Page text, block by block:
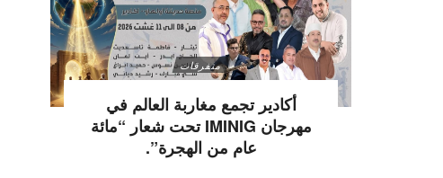
متفرقات
أكادير تجمع مغاربة العالم في
مهرجان IMINIG تحت شعار “مائة
عام من الهجرة”.